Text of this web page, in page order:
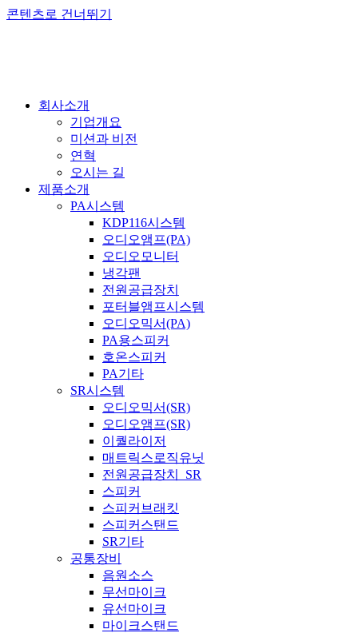
콘텐츠로 건너뛰기
회사소개
기업개요
미션과 비전
연혁
오시는 길
제품소개
PA시스템
KDP116시스템
오디오앰프(PA)
오디오모니터
냉각팬
전원공급장치
포터블앰프시스템
오디오믹서(PA)
PA용스피커
호온스피커
PA기타
SR시스템
오디오믹서(SR)
오디오앰프(SR)
이퀄라이저
매트릭스로직유닛
전원공급장치_SR
스피커
스피커브래킷
스피커스탠드
SR기타
공통장비
음원소스
무선마이크
유선마이크
마이크스탠드